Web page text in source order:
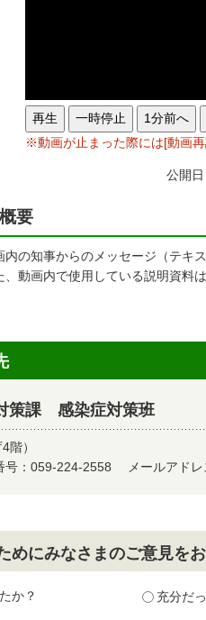
再生 一時停止 1分前へ
※動画が止まった際には[動画
公開
概要
内の知事からのメッセージ（テキ
、動画内で使用している説明資料は
策課 感染症対策班
階）
号：059-224-2558 メールアドレ
めにみなさまのご意見を
か？ 充分だ